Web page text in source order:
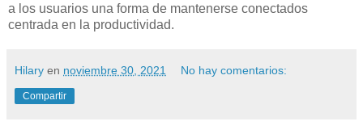
a los usuarios una forma de mantenerse conectados
centrada en la productividad.
Hilary en noviembre 30, 2021 No hay comentarios:
Compartir